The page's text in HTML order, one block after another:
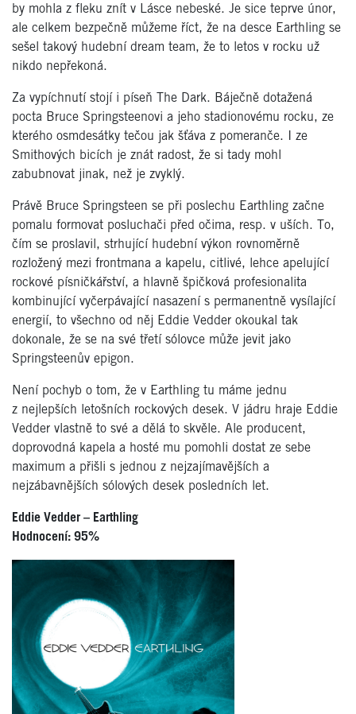
by mohla z fleku znít v Lásce nebeské. Je sice teprve únor,
ale celkem bezpečně můžeme říct, že na desce Earthling se
sešel takový hudební dream team, že to letos v rocku už
nikdo nepřekoná.
Za vypíchnutí stojí i píseň The Dark. Báječně dotažená
pocta Bruce Springsteenovi a jeho stadionovému rocku, ze
kterého osmdesátky tečou jak šťáva z pomeranče. I ze
Smithových bicích je znát radost, že si tady mohl
zabubnovat jinak, než je zvyklý.
Právě Bruce Springsteen se při poslechu Earthling začne
pomalu formovat posluchači před očima, resp. v uších. To,
čím se proslavil, strhující hudební výkon rovnoměrně
rozložený mezi frontmana a kapelu, citlivé, lehce apelující
rockové písničkářství, a hlavně špičková profesionalita
kombinující vyčerpávající nasazení s permanentně vysílající
energií, to všechno od něj Eddie Vedder okoukal tak
dokonale, že se na své třetí sólovce může jevit jako
Springsteenův epigon.
Není pochyb o tom, že v Earthling tu máme jednu
z nejlepších letošních rockových desek. V jádru hraje Eddie
Vedder vlastně to své a dělá to skvěle. Ale producent,
doprovodná kapela a hosté mu pomohli dostat ze sebe
maximum a přišli s jednou z nejzajímavějších a
nejzábavnějších sólových desek posledních let.
Eddie Vedder – Earthling
Hodnocení: 95%